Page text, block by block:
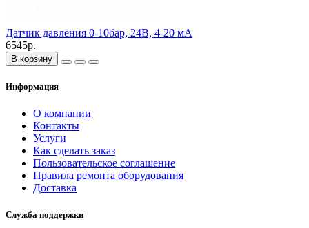
Датчик давления 0-10бар, 24В, 4-20 мА
6545р.
В корзину
Информация
О компании
Контакты
Услуги
Как сделать заказ
Пользовательское соглашение
Правила ремонта оборудования
Доставка
Служба поддержки